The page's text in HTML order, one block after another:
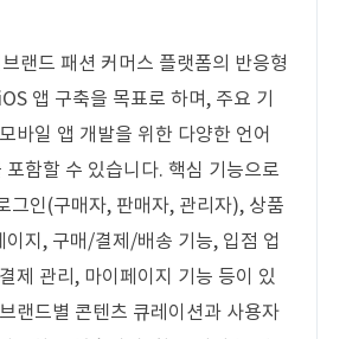
랜드 패션 커머스 플랫폼의 반응형
앱 구축을 목표로 하며, 주요 기
바일 앱 개발을 위한 다양한 언어
함할 수 있습니다. 핵심 기능으로
그인(구매자, 판매자, 관리자), 상품
이지, 구매/결제/배송 기능, 입점 업
제 관리, 마이페이지 기능 등이 있
랜드별 콘텐츠 큐레이션과 사용자